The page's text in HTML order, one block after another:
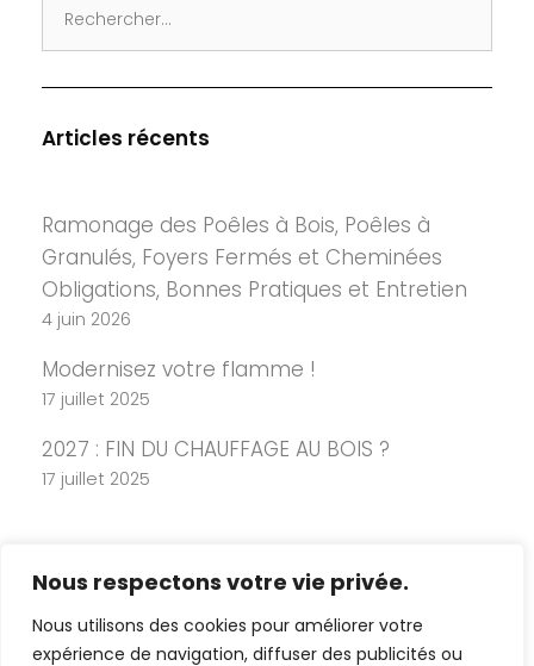
Nous respectons votre vie privée.
Nous utilisons des cookies pour améliorer votre
expérience de navigation, diffuser des publicités ou
for:
Articles récents
Ramonage des Poêles à Bois, Poêles à
Granulés, Foyers Fermés et Cheminées
Obligations, Bonnes Pratiques et Entretien
4 juin 2026
Modernisez votre flamme !
17 juillet 2025
2027 : FIN DU CHAUFFAGE AU BOIS ?
17 juillet 2025